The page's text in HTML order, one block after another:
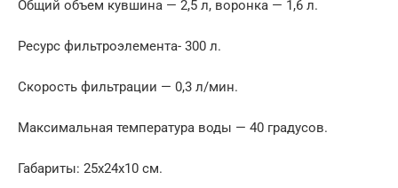
Общий объем кувшина — 2,5 л, воронка — 1,6 л.
Ресурс фильтроэлемента- 300 л.
Скорость фильтрации — 0,3 л/мин.
Максимальная температура воды — 40 градусов.
Габариты: 25х24х10 см.